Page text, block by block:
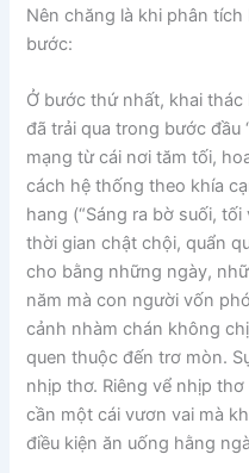
Nên chăng là khi phân
bước:
Ở bước thứ nhất, khai
đã trải qua trong bước đầu
mạng từ cái nơi tăm tối,
cách hệ thống theo khía
hang (“Sáng ra bờ suối,
thời gian chật chội, quẩn
cho bằng những ngày,
năm mà con người vốn
cảnh nhàm chán không
quen thuộc đến trơ mòn.
nhịp thơ. Riêng vể nhịp
cần một cái vươn vai mà
điều kiện ăn uống hằng